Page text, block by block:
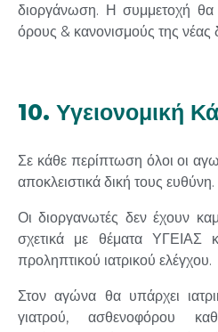
διοργάνωση. Η συμμετοχή θα
όρους & κανονισμούς της νέας
10. Υγειονομική
Σε κάθε περίπτωση όλοι οι
αποκλειστικά δική τους ευθύνη.
Οι διοργανωτές δεν έχουν
σχετικά με θέματα ΥΓΕΙΑΣ
προληπτικού ιατρικού ελέγχου.
Στον αγώνα θα υπάρχει
γιατρού, ασθενοφόρου